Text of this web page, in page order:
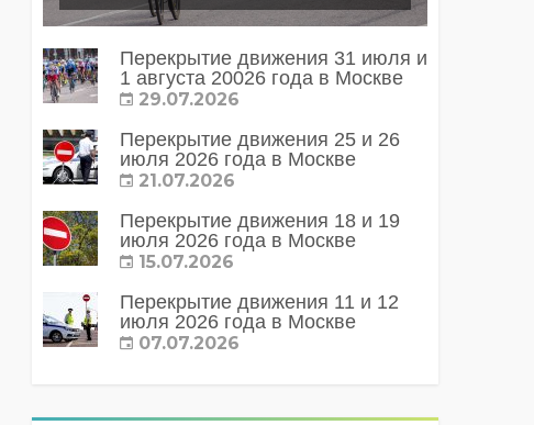
Перекрытие движения 31 июля и
1 августа 20026 года в Москве
29.07.2026
Перекрытие движения 25 и 26
июля 2026 года в Москве
21.07.2026
Перекрытие движения 18 и 19
июля 2026 года в Москве
15.07.2026
Перекрытие движения 11 и 12
июля 2026 года в Москве
07.07.2026